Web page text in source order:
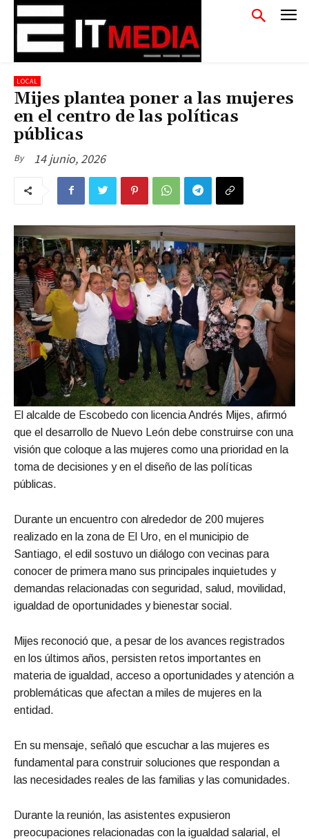
LOCAL
Mijes plantea poner a las mujeres
en el centro de las políticas
públicas
By 14 junio, 2026
El alcalde de Escobedo con licencia Andrés Mijes, afirmó
que el desarrollo de Nuevo León debe construirse con una
visión que coloque a las mujeres como una prioridad en la
toma de decisiones y en el diseño de las políticas
públicas.
Durante un encuentro con alrededor de 200 mujeres
realizado en la zona de El Uro, en el municipio de
Santiago, el edil sostuvo un diálogo con vecinas para
conocer de primera mano sus principales inquietudes y
demandas relacionadas con seguridad, salud, movilidad,
igualdad de oportunidades y bienestar social.
Mijes reconoció que, a pesar de los avances registrados
en los últimos años, persisten retos importantes en
materia de igualdad, acceso a oportunidades y atención a
problemáticas que afectan a miles de mujeres en la
entidad.
En su mensaje, señaló que escuchar a las mujeres es
fundamental para construir soluciones que respondan a
las necesidades reales de las familias y las comunidades.
Durante la reunión, las asistentes expusieron
preocupaciones relacionadas con la igualdad salarial, el